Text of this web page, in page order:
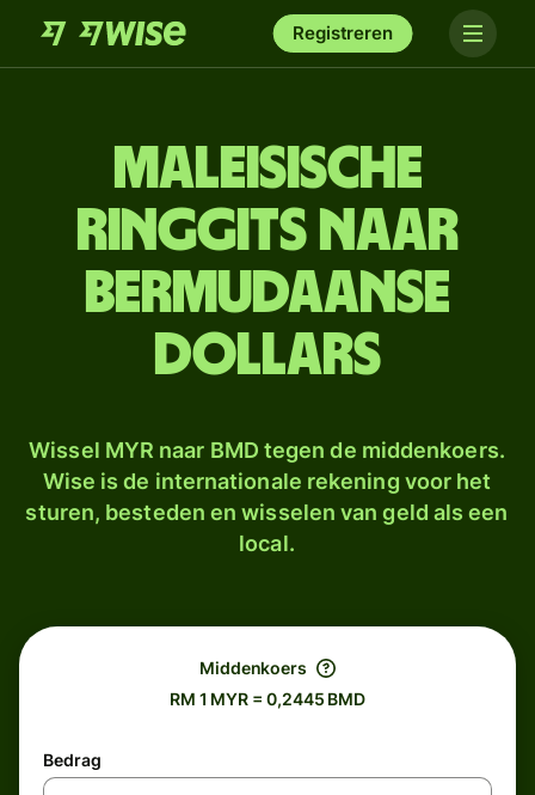
Registreren
Maleisische
ringgits naar
Bermudaanse
dollars
Wissel MYR naar BMD tegen de middenkoers.
Wise is de internationale rekening voor het
sturen, besteden en wisselen van geld als een
local.
Middenkoers
RM 1 MYR = 0,2445 BMD
Bedrag